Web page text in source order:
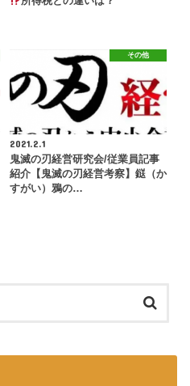
その他
2021.2.1
鬼滅の刃経営研究会/従業員記事
紹介【鬼滅の刃経営考察】鎹（か
すがい）鴉の…